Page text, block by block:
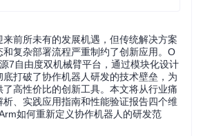
前所未有的发展机遇，但传统解决方案
和复杂部署流程严重制约了创新应用。O
7自由度双机械臂平台，通过模块化设计
打破了协作机器人研发的技术壁垒，为
高性价比的创新工具。本文将从行业痛
析、实践应用指南和性能验证报告四个维
如何重新定义协作机器人的研发范